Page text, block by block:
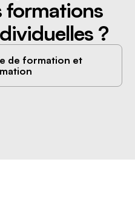
formations
?
de formation et